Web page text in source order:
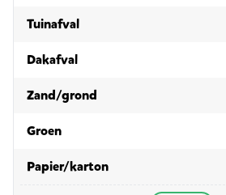
Tuinafvalin 3m³
Dakafvalin 3m³
Zand/grond
Groenin 3m³
Papier/kartonin 3m³